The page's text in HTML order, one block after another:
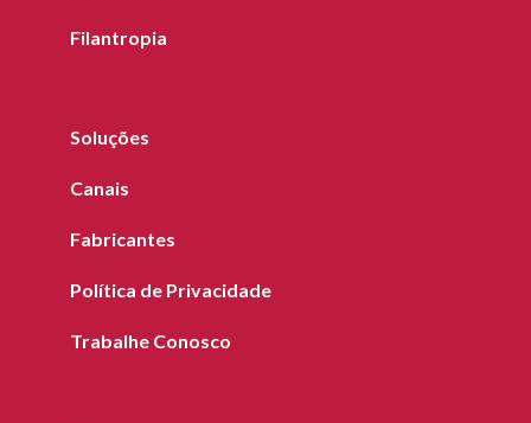
Filantropia
Soluções
Canais
Fabricantes
Política de Privacidade
Trabalhe Conosco